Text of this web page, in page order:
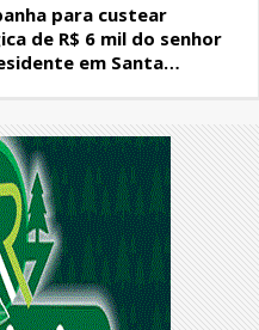
para custear
de R$ 6 mil do senhor
em Santa